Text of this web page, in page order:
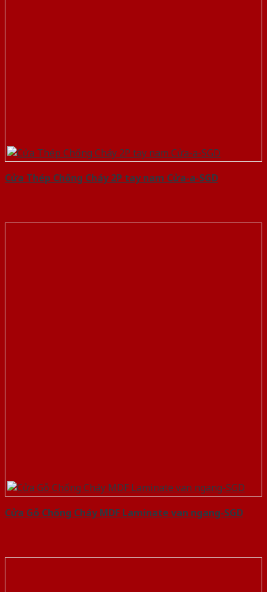
Cửa Thép Chống Cháy 2P tay nam Cửa-a-SGD
Cửa Gỗ Chống Cháy MDF Laminate van ngang-SGD